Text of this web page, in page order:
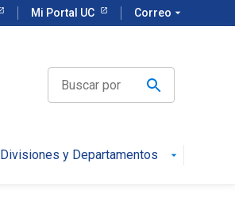
Mi Portal UC Correo arrow_drop_down
Divisiones y Departamentos